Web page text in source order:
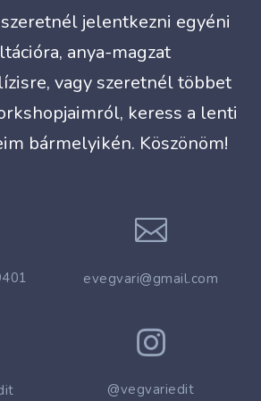
jelentkezni egyéni
anya-magzat
vagy szeretnél többet
keress a lenti
bármelyikén. Köszönöm!

evegvari@gmail.com

@vegvariedit